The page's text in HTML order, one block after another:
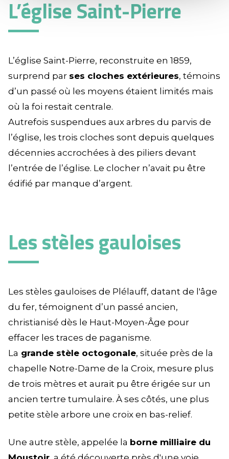
L’église Saint-Pierre
L’église Saint-Pierre, reconstruite en 1859,
surprend par ses cloches extérieures, témoins
d’un passé où les moyens étaient limités mais
où la foi restait centrale.
Autrefois suspendues aux arbres du parvis de
l’église, les trois cloches sont depuis quelques
décennies accrochées à des piliers devant
l’entrée de l’église. Le clocher n’avait pu être
édifié par manque d’argent.
Les stèles gauloises
Les stèles gauloises de Plélauff, datant de l'âge
du fer, témoignent d’un passé ancien,
christianisé dès le Haut-Moyen-Âge pour
effacer les traces de paganisme.
La grande stèle octogonale, située près de la
chapelle Notre-Dame de la Croix, mesure plus
de trois mètres et aurait pu être érigée sur un
ancien tertre tumulaire. À ses côtés, une plus
petite stèle arbore une croix en bas-relief.
Une autre stèle, appelée la borne milliaire du